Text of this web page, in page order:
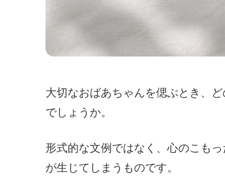
大切なおばあちゃんを偲ぶとき、
でしょうか。
形式的な文例ではなく、心のこも
が生じてしまうものです。